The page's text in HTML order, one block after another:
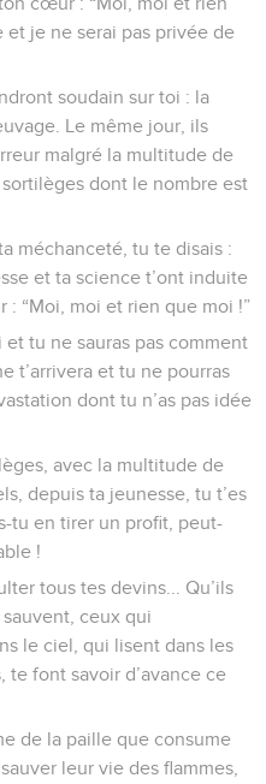
et je ne serai pas privée de
soudain sur toi : la
Le même jour, ils
malgré la multitude de
dont le nombre est
méchanceté, tu te disais :
et ta science t’ont induite
“Moi, moi et rien que moi !”
tu ne sauras pas comment
t’arrivera et tu ne pourras
dont tu n’as pas idée
avec la multitude de
depuis ta jeunesse, tu t’es
tu en tirer un profit, peut-
!
tous tes devins... Qu’ils
ceux qui
le ciel, qui lisent dans les
te font savoir d’avance ce
de la paille que consume
leur vie des flammes,